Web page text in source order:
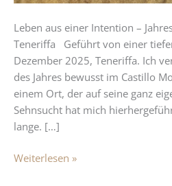
Leben aus einer Intention –
Teneriffa Geführt von einer
Dezember 2025, Teneriffa. Ich
des Jahres bewusst im Castillo
einem Ort, der auf seine ganz
Sehnsucht hat mich
lange. […]
Weiterlesen »